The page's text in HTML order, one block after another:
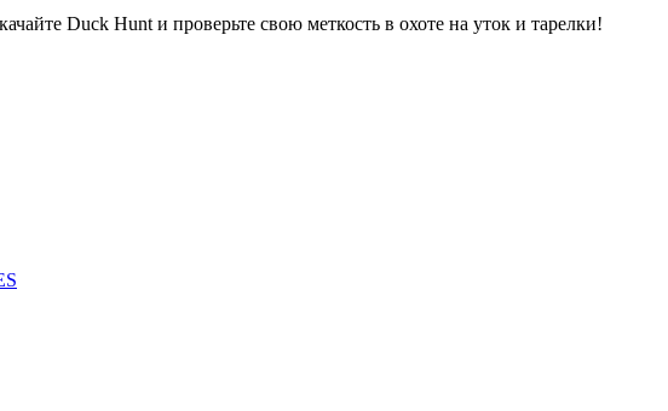
Duck Hunt и проверьте свою меткость в охоте на уток и тарелки!